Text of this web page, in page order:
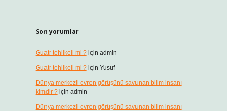
Son yorumlar
Guatr tehlikeli mi ?için admin
Guatr tehlikeli mi ?için Yusuf
Dünya merkezli evren görüşünü savunan bilim insanı
kimdir ?için admin
Dünya merkezli evren görüşünü savunan bilim insanı